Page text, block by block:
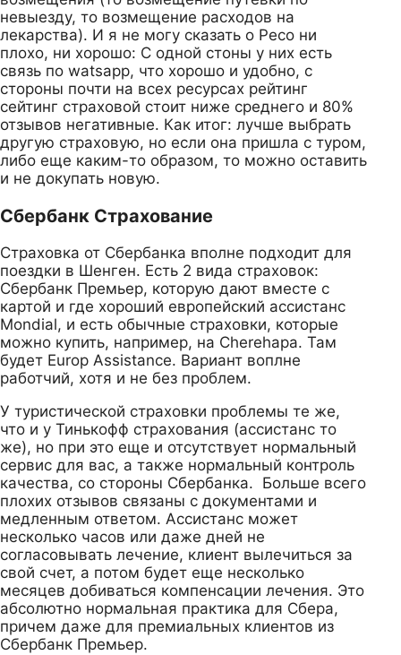
невыезду, то возмещение расходов на
лекарства). И я не могу сказать о Ресо ни
плохо, ни хорошо: С одной стоны у них есть
связь по watsapp, что хорошо и удобно, с
стороны почти на всех ресурсах рейтинг
сейтинг страховой стоит ниже среднего и 80%
отзывов негативные. Как итог: лучше выбрать
другую страховую, но если она пришла с туром,
либо еще каким-то образом, то можно оставить
и не докупать новую.
Сбербанк Страхование
Страховка от Сбербанка вполне подходит для
поездки в Шенген. Есть 2 вида страховок:
Сбербанк Премьер, которую дают вместе с
картой и где хороший европейский ассистанс
Mondial, и есть обычные страховки, которые
можно купить, например, на Cherehapa. Там
будет Europ Assistance. Вариант воплне
работчий, хотя и не без проблем.
У туристической страховки проблемы те же,
что и у Тинькофф страхования (ассистанс то
же), но при это еще и отсутствует нормальный
сервис для вас, а также нормальный контроль
качества, со стороны Сбербанка. Больше всего
плохих отзывов связаны с документами и
медленным ответом. Ассистанс может
несколько часов или даже дней не
согласовывать лечение, клиент вылечиться за
свой счет, а потом будет еще несколько
месяцев добиваться компенсации лечения. Это
абсолютно нормальная практика для Сбера,
причем даже для премиальных клиентов из
Сбербанк Премьер.